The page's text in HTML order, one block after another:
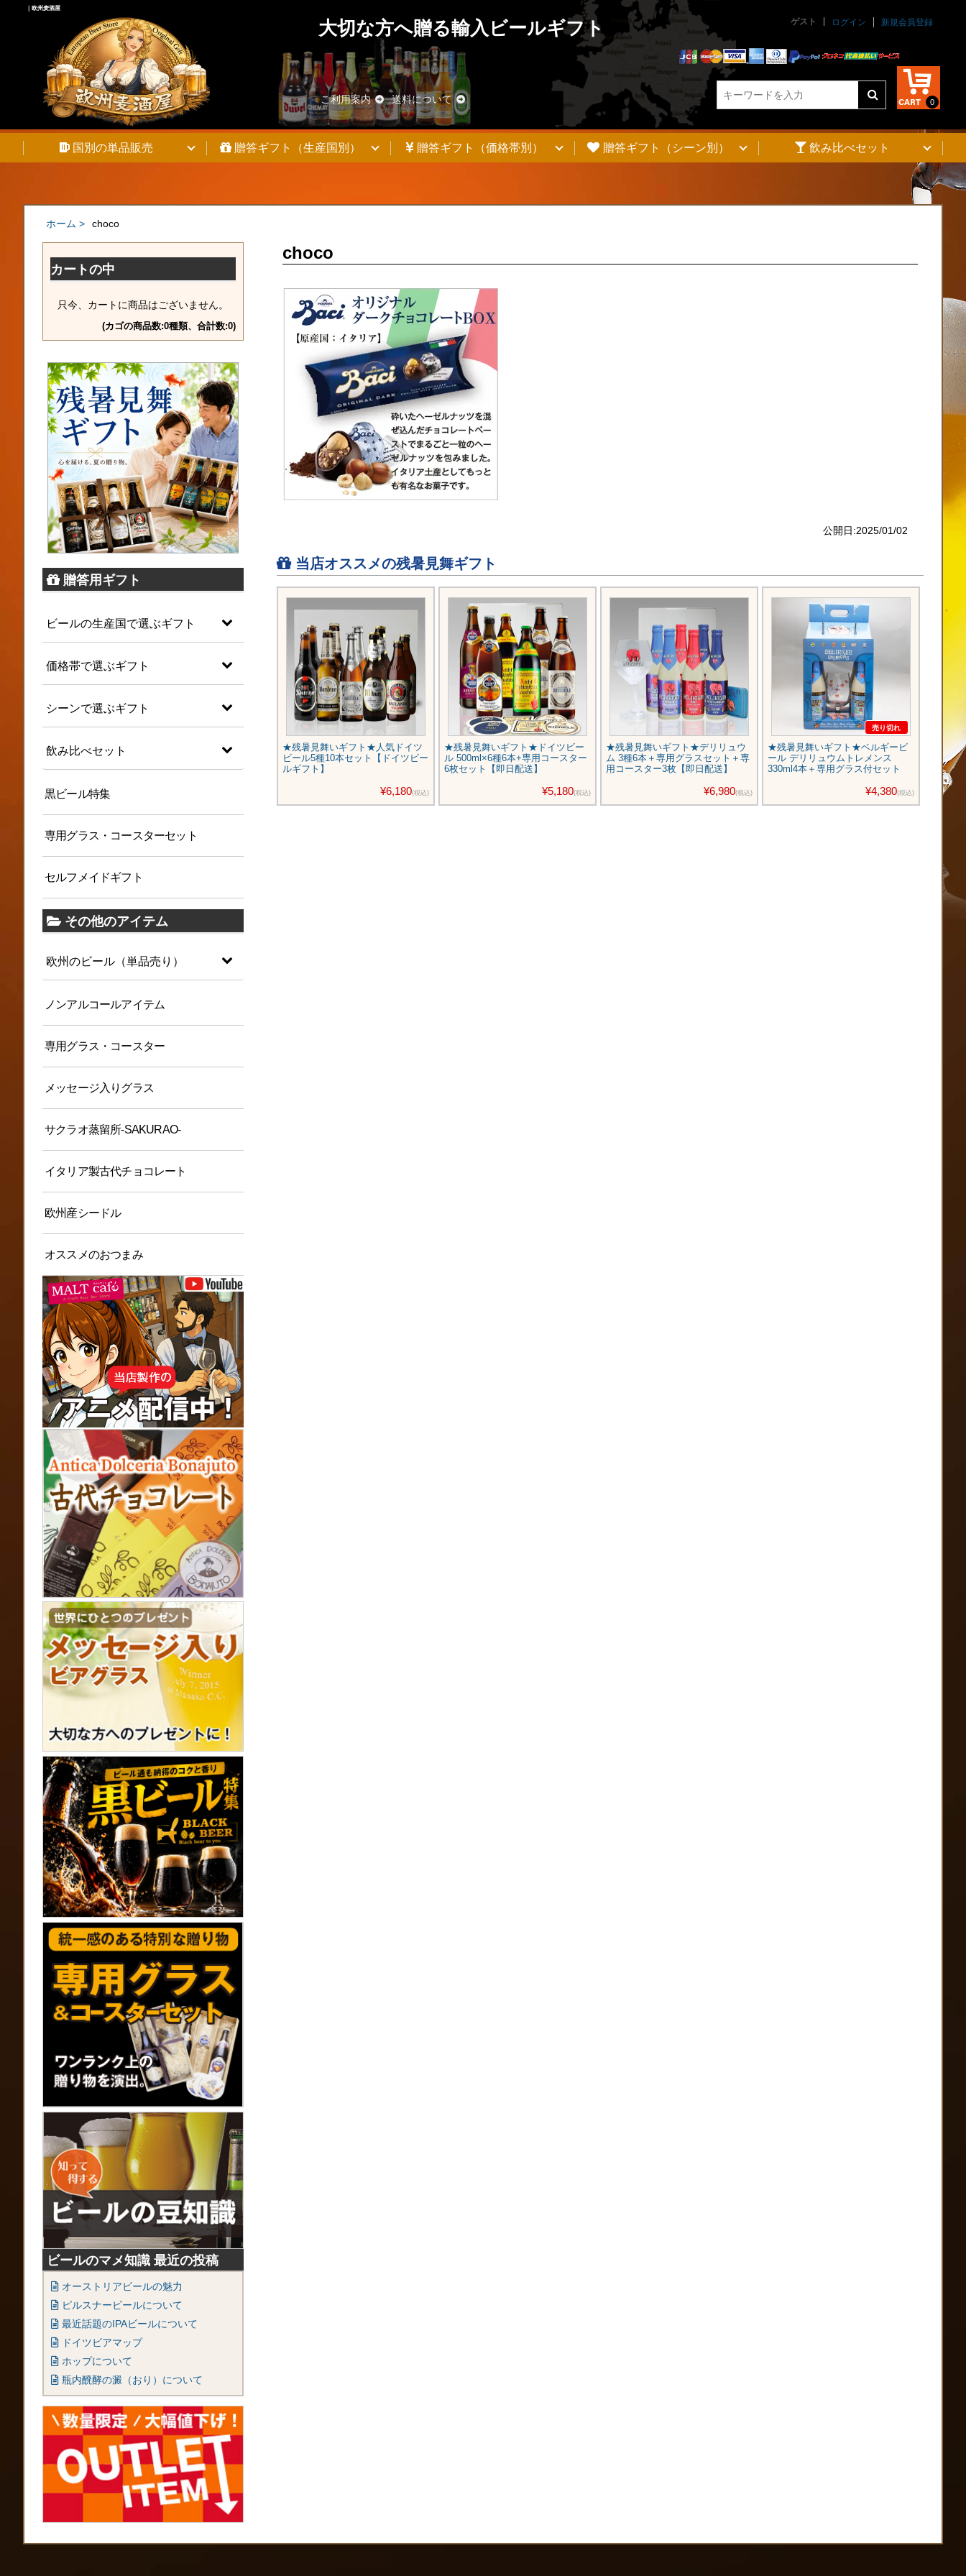
: Undefined array key 0 in /home/pixie262/chambeer.net/public_html/wp-content/themes/welcart_basic/functions.php on line845
: Attempt to read property "cat_name" on null in /home/pixie262/chambeer.net/public_html/wp-content/themes/welcart_basic/functions.phpon line845
｜欧州麦酒屋
大切な方へ贈る輸入ビールギフト ゲスト ログイン 新規会員登録
0
ご利用案内 送料について
国別の単品販売 贈答ギフト（生産国別） 贈答ギフト（価格帯別） 贈答ギフト（シーン別） 飲み比べセット
ホーム > choco
choco
公開日:2025/01/02
当店オススメの残暑見舞ギフト
★残暑見舞いギフト★人気ドイツ
送】
★残暑見舞いギフト★人気ドイツ
ビール5種10本セット【ドイツビー
ルギフト】
¥6,180(税込)
★残暑見舞いギフト★ドイツビー
ル 500ml×6種6本+専用コースター
6枚セット【即日配送】
¥5,180(税込)
★残暑見舞いギフト★デリリュウ
ム 3種6本＋専用グラスセット＋専
用コースター3枚【即日配送】
¥6,980(税込)
★残暑見舞いギフト★ベルギービ
ール デリリュウムトレメンス
330ml4本＋専用グラス付セット
¥4,380(税込)
売り切れ
★残暑
ツビー
ット
カートの中
只今、カートに商品はございません。
(カゴの商品数:0種類、合計数:0)
贈答用ギフト
ビールの生産国で選ぶギフト
価格帯で選ぶギフト
シーンで選ぶギフト
飲み比べセット
黒ビール特集
専用グラス・コースターセット
セルフメイドギフト
その他のアイテム
欧州のビール（単品売り）
ノンアルコールアイテム
専用グラス・コースター
メッセージ入りグラス
サクラオ蒸留所-SAKURAO-
イタリア製古代チョコレート
欧州産シードル
オススメのおつまみ
ビールのマメ知識 最近の投稿
オーストリアビールの魅力
ピルスナービールについて
最近話題のIPAビールについて
ドイツビアマップ
ホップについて
瓶内醗酵の澱（おり）について